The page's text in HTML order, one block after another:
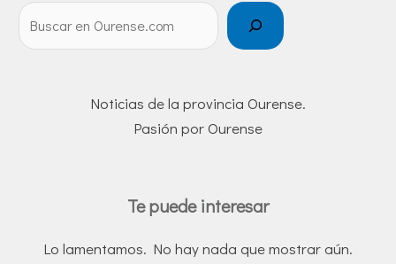
Noticias de la provincia Ourense.
Pasión por Ourense
Te puede interesar
Lo lamentamos. No hay nada que mostrar aún.